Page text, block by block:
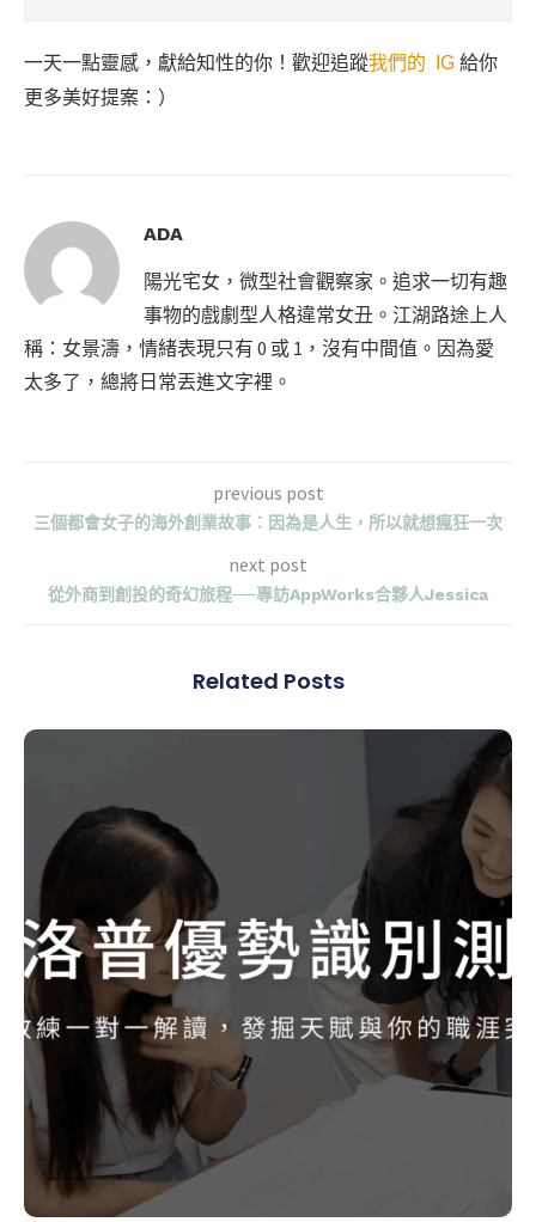
一天一點靈感，獻給知性的你！歡迎追蹤我們的 IG 給你
更多美好提案：）
ADA
陽光宅女，微型社會觀察家。追求一切有趣
事物的戲劇型人格違常女丑。江湖路途上人
稱：女景濤，情緒表現只有 0 或 1，沒有中間值。因為愛
太多了，總將日常丟進文字裡。
previous post
三個都會女子的海外創業故事：因為是人生，所以就想瘋狂一次
next post
從外商到創投的奇幻旅程──專訪AppWorks合夥人Jessica
Related Posts